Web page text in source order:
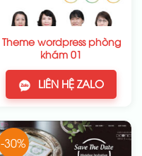
Theme wordpress phòng
khám 01
LIÊN HỆ ZALO
-30%